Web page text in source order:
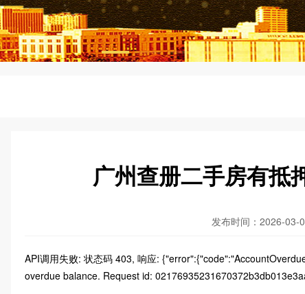
广州查册二手房有抵
发布时间：2026-03-
API调用失败: 状态码 403, 响应:
overdue balance. Request id: